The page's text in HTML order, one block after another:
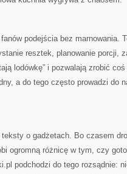
podejścia bez marnowania.
resztek, planowanie porcji,
lodówkę” i pozwalają zrobić
a do tego często prowadzi do
o gadżetach. Bo czasem
ogromną różnicę w tym, czy
podchodzi do tego rozsądnie: